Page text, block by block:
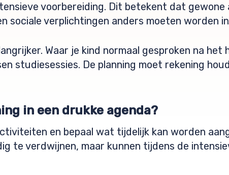
voorbereiding. Dit betekent dat
sociale verplichtingen anders moeten worden
Waar je kind normaal gesproken na het
studiesessies. De planning moet rekening
in een drukke agenda?
en bepaal wat tijdelijk kan worden
te verdwijnen, maar kunnen tijdens de